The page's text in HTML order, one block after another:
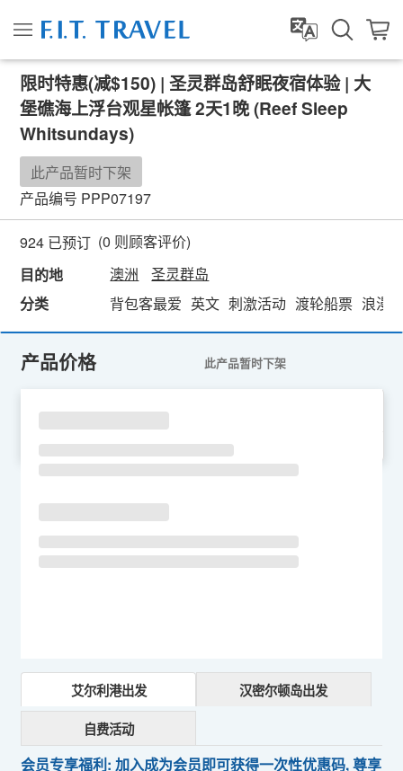
限时特惠(减$150) | 圣灵群岛舒眠夜宿体验 | 大
堡礁海上浮台观星帐篷 2天1晚 (Reef Sleep
Whitsundays)
此产品暂时下架
产品编号 PPP07197
924 已预订 (0 则顾客评价)
目的地
澳洲
圣灵群岛
分类
背包客最爱 英文 刺激活动 渡轮船票 浪漫
产品价格 此产品暂时下架
艾尔利港出发 汉密尔顿岛出发
自费活动
会员专享福利: 加入成为会员即可获得一次性优惠码, 尊享